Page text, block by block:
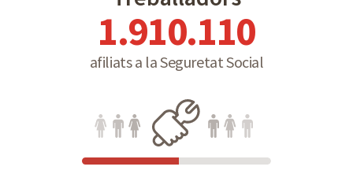
1.910.110
afiliats a la Seguretat Social